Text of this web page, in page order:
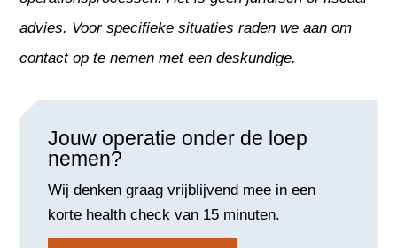
Jouw operatie onder de loep
nemen?
Wij denken graag vrijblijvend mee in een
korte health check van 15 minuten.
advies. Voor specifieke situaties raden we aan om
contact op te nemen met een deskundige.